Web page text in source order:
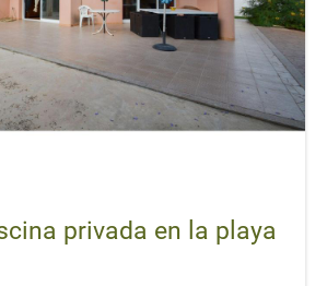
privada en la playa